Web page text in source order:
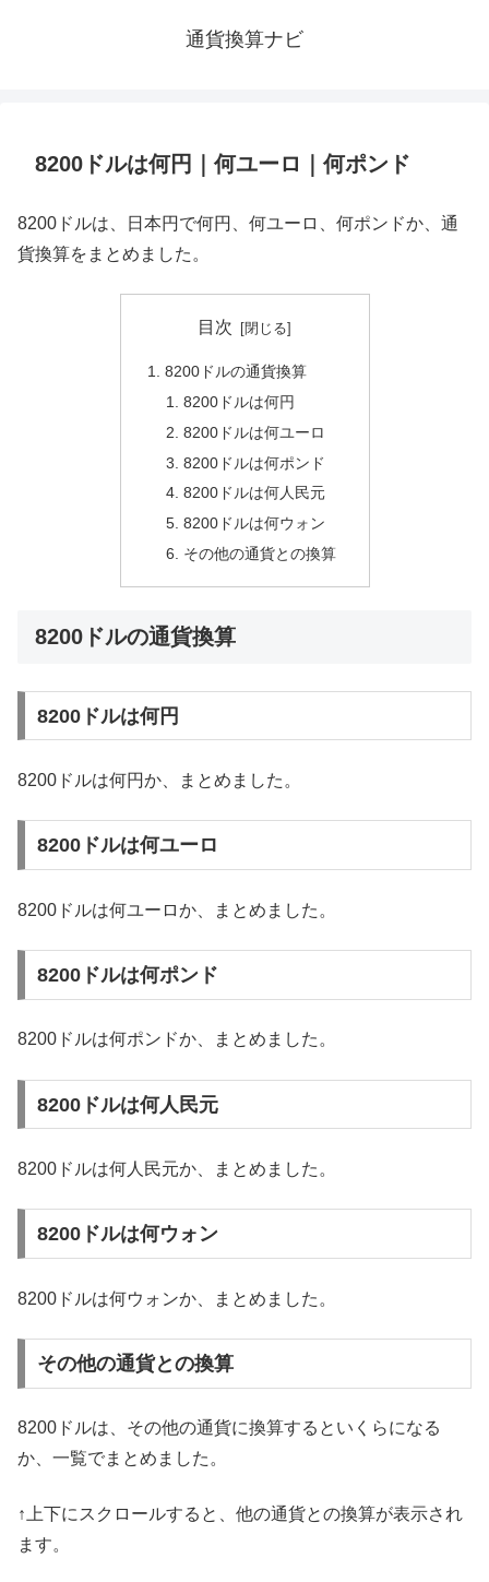
通貨換算ナビ
8200ドルは何円｜何ユーロ｜何ポンド
8200ドルは、日本円で何円、何ユーロ、何ポンドか、通
貨換算をまとめました。
目次
8200ドルの通貨換算
8200ドルは何円
8200ドルは何ユーロ
8200ドルは何ポンド
8200ドルは何人民元
8200ドルは何ウォン
その他の通貨との換算
8200ドルの通貨換算
8200ドルは何円
8200ドルは何円か、まとめました。
8200ドルは何ユーロ
8200ドルは何ユーロか、まとめました。
8200ドルは何ポンド
8200ドルは何ポンドか、まとめました。
8200ドルは何人民元
8200ドルは何人民元か、まとめました。
8200ドルは何ウォン
8200ドルは何ウォンか、まとめました。
その他の通貨との換算
8200ドルは、その他の通貨に換算するといくらになる
か、一覧でまとめました。
↑上下にスクロールすると、他の通貨との換算が表示され
ます。